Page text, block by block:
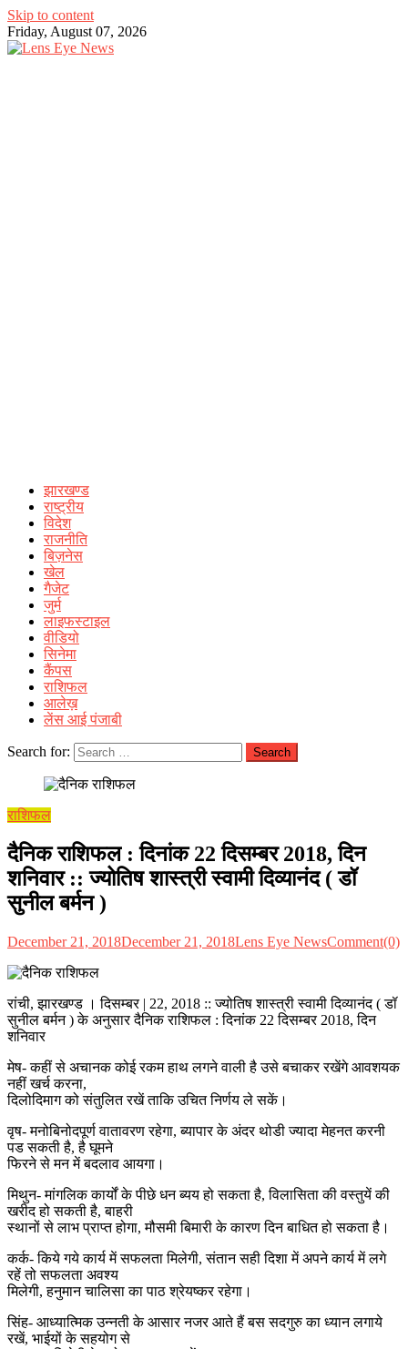
Skip to content
Friday, August 07, 2026
झारखण्ड
राष्ट्रीय
विदेश
राजनीति
बिज़नेस
खेल
गैजेट
जुर्म
लाइफस्टाइल
वीडियो
सिनेमा
कैंपस
राशिफल
आलेख़
लेंस आई पंजाबी
Search for:
राशिफल
दैनिक राशिफल : दिनांक 22 दिसम्बर 2018, दिन
शनिवार :: ज्योतिष शास्त्री स्वामी दिव्यानंद ( डॉ
सुनील बर्मन )
December 21, 2018December 21, 2018Lens Eye NewsComment(0)
रांची, झारखण्ड । दिसम्बर | 22, 2018 :: ज्योतिष शास्त्री स्वामी दिव्यानंद ( डॉ
सुनील बर्मन ) के अनुसार दैनिक राशिफल : दिनांक 22 दिसम्बर 2018, दिन
शनिवार
मेष- कहीं से अचानक कोई रकम हाथ लगने वाली है उसे बचाकर रखेंगे आवशयक
नहीं खर्च करना,
दिलोदिमाग को संतुलित रखें ताकि उचित निर्णय ले सकें।
वृष- मनोबिनोदपूर्ण वातावरण रहेगा, ब्यापार के अंदर थोडी ज्यादा मेहनत करनी
पड सकती है, है घूमने
फिरने से मन में बदलाव आयगा।
मिथुन- मांगलिक कार्यों के पीछे धन ब्यय हो सकता है, विलासिता की वस्तुयें की
खरीद हो सकती है, बाहरी
स्थानों से लाभ प्राप्त होगा, मौसमी बिमारी के कारण दिन बाधित हो सकता है।
कर्क- किये गये कार्य में सफलता मिलेगी, संतान सही दिशा में अपने कार्य में लगे
रहें तो सफलता अवश्य
मिलेगी, हनुमान चालिसा का पाठ श्रेयष्कर रहेगा।
सिंह- आध्यात्मिक उन्नती के आसार नजर आते हैं बस सदगुरु का ध्यान लगाये
रखें, भाईयों के सहयोग से